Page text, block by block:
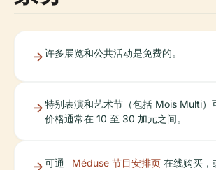
许多展览和公共活动是免费的。
特别表演和艺术节（包括 Mois Multi）
价格通常在 10 至 30 加元之间。
可通
Méduse 节目安排页 在线购买，